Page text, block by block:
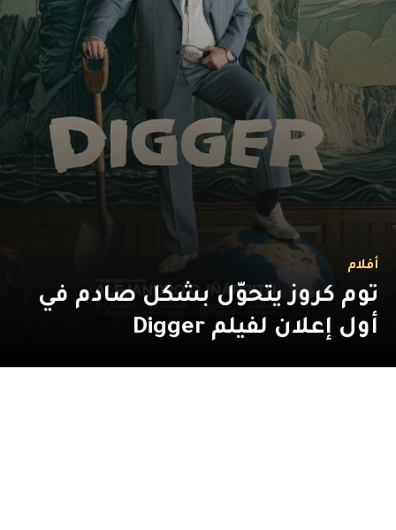
أفلام
توم كروز يتحوّل بشكل صادم في
أول إعلان لفيلم Digger